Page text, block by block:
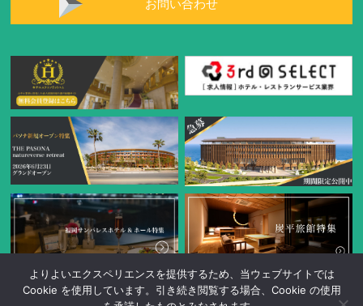
お問い合わせ
よりよいエクスペリエンスを提供するため、当ウェブサイトでは
Cookie を使用しています。引き続き閲覧する場合、Cookie の使用